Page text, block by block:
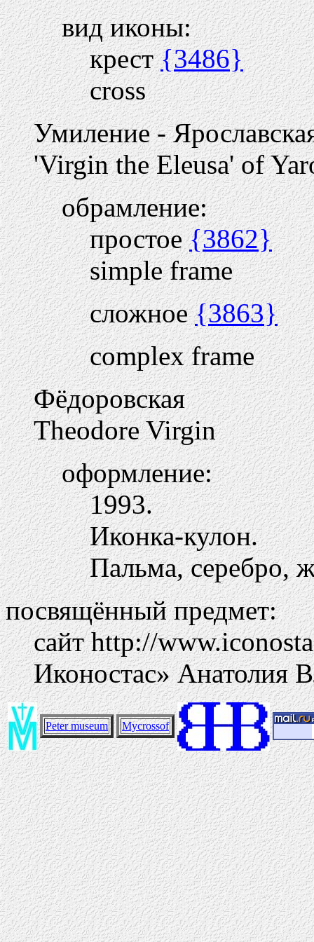
вид иконы:
крест{3486}
cross
Умиление -
'Virgin the Eleusa' of
обрамление:
простое{3862}
simple frame
сложное{3863}
complex frame
Фёдоровская
Theodore Virgin
оформление:
1993.
Иконка-кулон.
Пальма, серебро,
посвящённый предмет:
сайт http://
Иконостас» Анатолия
Peter museum Mycrossof